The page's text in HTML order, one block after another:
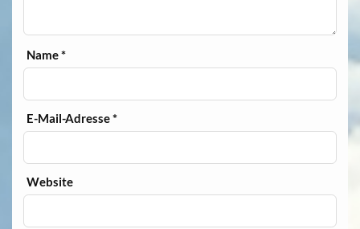
Name*
E-Mail-Adresse*
Website